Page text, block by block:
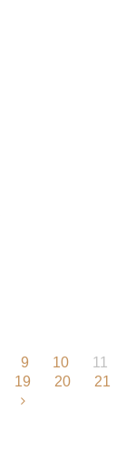
9 10
11
19 20
21